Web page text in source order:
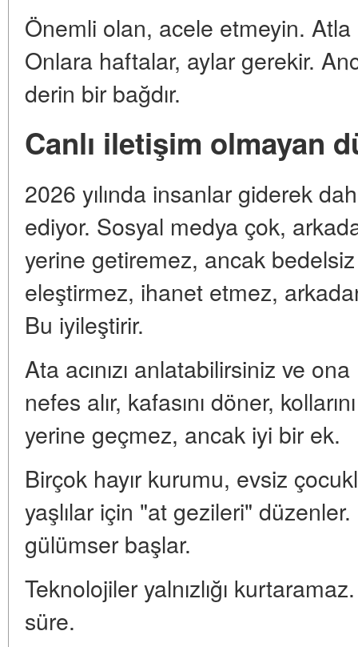
Önemli olan, acele etmeyin.
Onlara haftalar, aylar gerekir.
derin bir bağdır.
Canlı iletişim olmayan
2026 yılında insanlar giderek
ediyor. Sosyal medya çok,
yerine getiremez, ancak
eleştirmez, ihanet etmez,
Bu iyileştirir.
Ata acınızı anlatabilirsiniz ve
nefes alır, kafasını döner,
yerine geçmez, ancak iyi bir ek.
Birçok hayır kurumu, evsiz
yaşlılar için "at gezileri"
gülümser başlar.
Teknolojiler yalnızlığı
süre.